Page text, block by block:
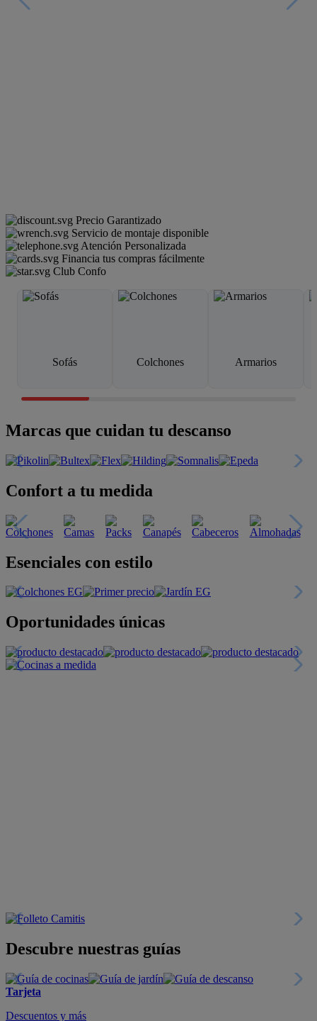
Precio Garantizado
Servicio de montaje disponible
Atención Personalizada
Financia tus compras fácilmente
Club Confo
Sofás Colchones Armarios
Marcas que cuidan tu descanso
Confort a tu medida
Esenciales con estilo
Oportunidades únicas
Descubre nuestras guías
Tarjeta
Descuentos y más